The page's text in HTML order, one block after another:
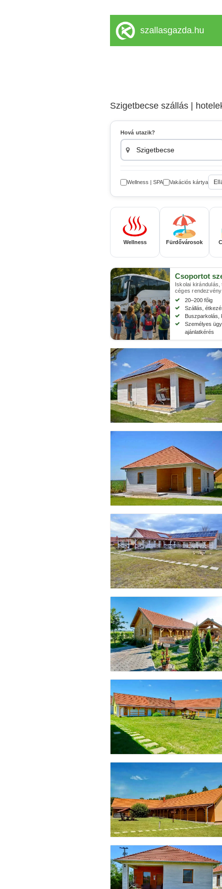
szallasgazda.hu
Szigetbecse szállás |
Hová utazik?
Wellness | SPA Vakációs kártya
Wellness Fürdővárosok
Csoportot
Iskolai
céges
20–200 főig
Szállás,
Buszparkolás,
Személyes
ajánlatkérés